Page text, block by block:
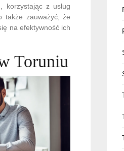
korzystając z usług
także zauważyć, że
na efektywność ich
Toruniu